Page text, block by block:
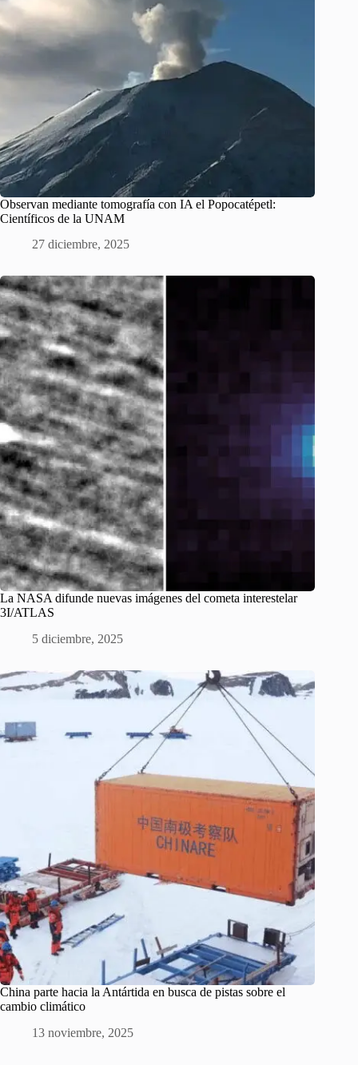
Observan mediante tomografía con IA el Popocatépetl:
Científicos de la UNAM
27 diciembre, 2025
La NASA difunde nuevas imágenes del cometa interestelar
3I/ATLAS
5 diciembre, 2025
China parte hacia la Antártida en busca de pistas sobre el
cambio climático
13 noviembre, 2025